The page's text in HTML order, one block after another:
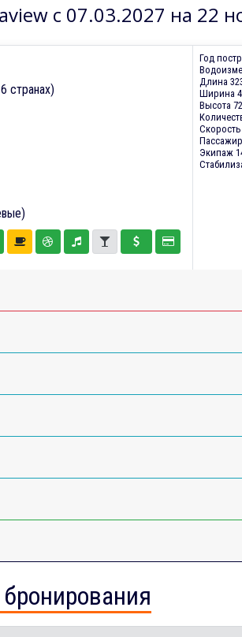
с 07.03.2027 на 22
странах)
Год
Длина
Ширина
Высота
Экипаж